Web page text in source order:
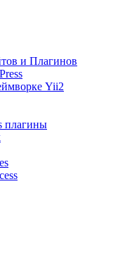
и Плагинов
Yii2
плагины